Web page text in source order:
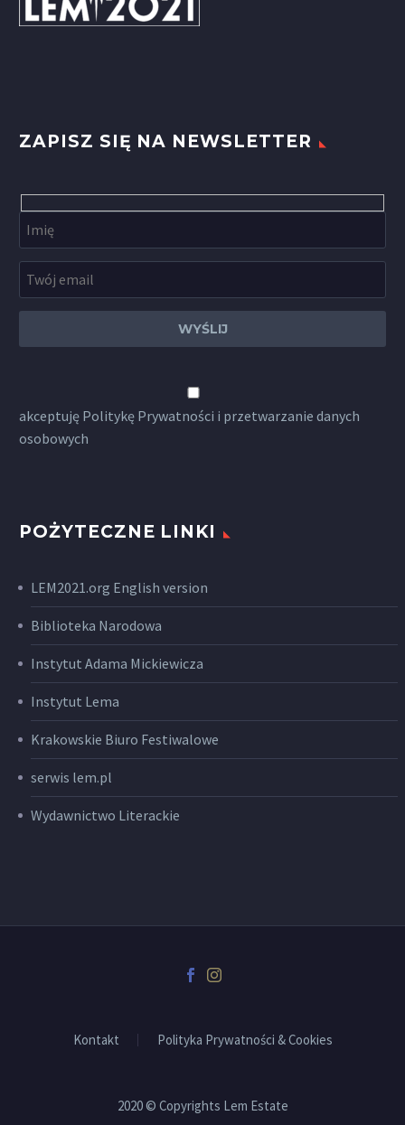
ZAPISZ SIĘ NA NEWSLETTER
akceptuję Politykę Prywatności i przetwarzanie danych
osobowych
POŻYTECZNE LINKI
LEM2021.org English version
Biblioteka Narodowa
Instytut Adama Mickiewicza
Instytut Lema
Krakowskie Biuro Festiwalowe
serwis lem.pl
Wydawnictwo Literackie
Kontakt Polityka Prywatności & Cookies
2020 © Copyrights Lem Estate